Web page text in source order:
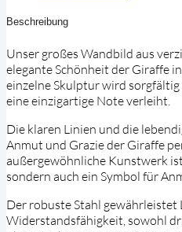
Beschreibung
Unser großes Wandbild aus
elegante Schönheit der Giraffe
einzelne Skulptur wird
eine einzigartige Note verleiht.
Die klaren Linien und die
Anmut und Grazie der Giraffe
außergewöhnliche Kunstwerk
sondern auch ein Symbol für
Der robuste Stahl gewährleistet
Widerstandsfähigkeit, sowohl